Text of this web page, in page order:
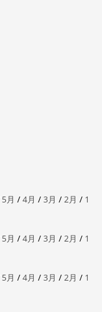
5月 / 4月 / 3月 / 2月 / 1
5月 / 4月 / 3月 / 2月 / 1
5月 / 4月 / 3月 / 2月 / 1